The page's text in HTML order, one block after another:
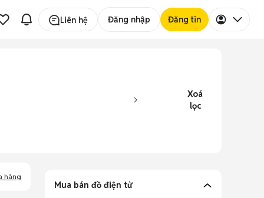
Liên hệ Đăng nhập Đăng tin
Xoá
lọc
hàng
Mua bán đồ điện tử